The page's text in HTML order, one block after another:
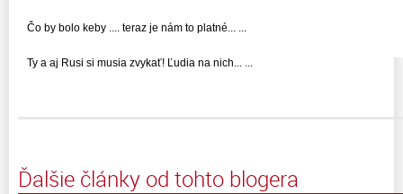
Čo by bolo keby .... teraz je nám to platné... ...
Ty a aj Rusi si musia zvykať! Ľudia na nich... ...
Ďalšie články od tohto blogera